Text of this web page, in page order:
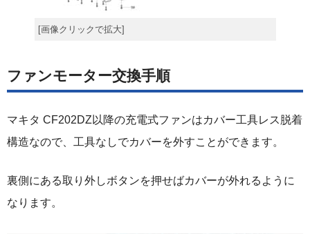
[画像クリックで拡大]
ファンモーター交換手順
マキタ CF202DZ以降の充電式ファンはカバー工具レス脱着
構造なので、工具なしでカバーを外すことができます。
裏側にある取り外しボタンを押せばカバーが外れるように
なります。